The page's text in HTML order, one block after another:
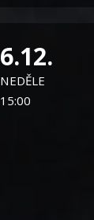
6.12.
NEDĚLE
15:00